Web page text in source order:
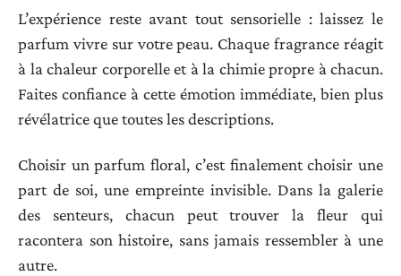
L’expérience reste avant tout sensorielle : laissez le
parfum vivre sur votre peau. Chaque fragrance réagit
à la chaleur corporelle et à la chimie propre à chacun.
Faites confiance à cette émotion immédiate, bien plus
révélatrice que toutes les descriptions.
Choisir un parfum floral, c’est finalement choisir une
part de soi, une empreinte invisible. Dans la galerie
des senteurs, chacun peut trouver la fleur qui
racontera son histoire, sans jamais ressembler à une
autre.